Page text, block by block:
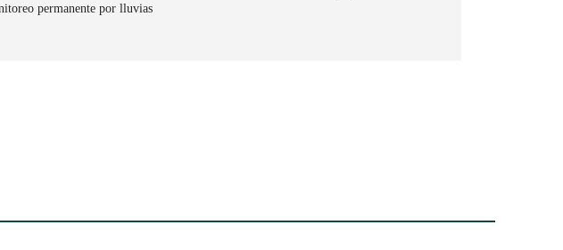
permanente por lluvias